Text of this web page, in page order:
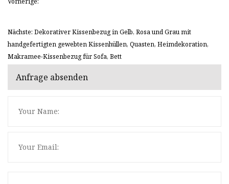
Nächste: Dekorativer Kissenbezug in Gelb, Rosa und Grau mit
handgefertigten gewebten Kissenhüllen, Quasten, Heimdekoration,
Makramee-Kissenbezug für Sofa, Bett
Anfrage absenden